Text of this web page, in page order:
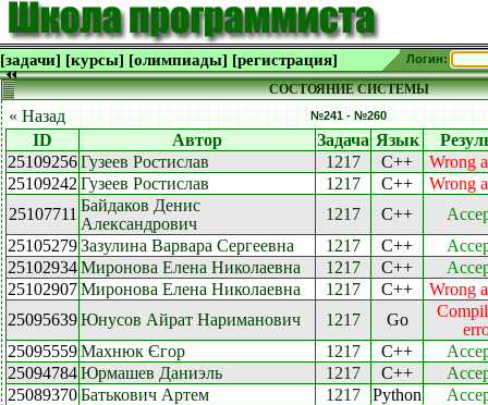
[задачи] [курсы] [олимпиады] [регистрация] Логин:
СОСТОЯНИЕ СИСТЕМЫ
« Назад №241 - №260
ID Автор Задача Язык
25109256Гузеев Ростислав 1217 C++
Wrong
25109242 Гузеев Ростислав 1217 C++
Wrong
25107711 Байдаков Денис
Александрович
1217 C++
25105279Зазулина Варвара Сергеевна 1217 C++
25102934Миронова Елена Николаевна 1217 C++
25102907Миронова Елена Николаевна 1217 C++
Wrong
25095639Юнусов Айрат Нариманович 1217 Go
25095559Махнюк Єгор 1217 C++
25094784Юрмашев Даниэль 1217 C++
25089370Батькович Артем 1217 Python